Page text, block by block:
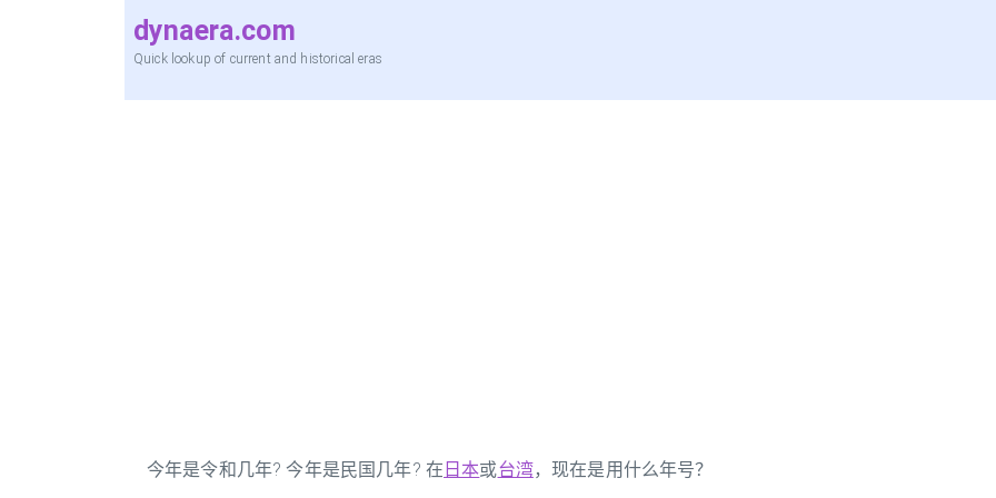
dynaera.com
Quick lookup of current and historical eras
今年是令和几年? 今年是民国几年? 在 日本或台湾，现在是用什么年号？